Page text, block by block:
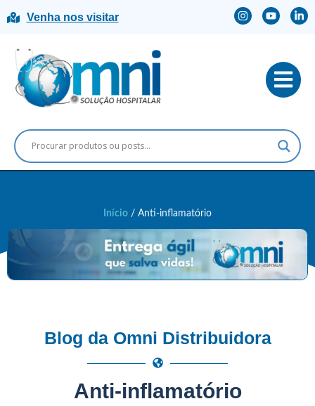
Venha nos visitar
Início / Anti-inflamatório
Blog da Omni Distribuidora
Anti-inflamatório